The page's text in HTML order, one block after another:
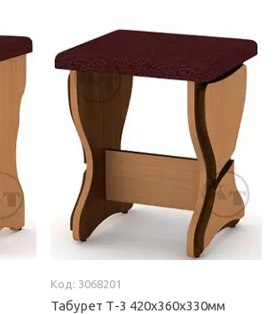
3068201
Табурет Т-3 420х360х330мм